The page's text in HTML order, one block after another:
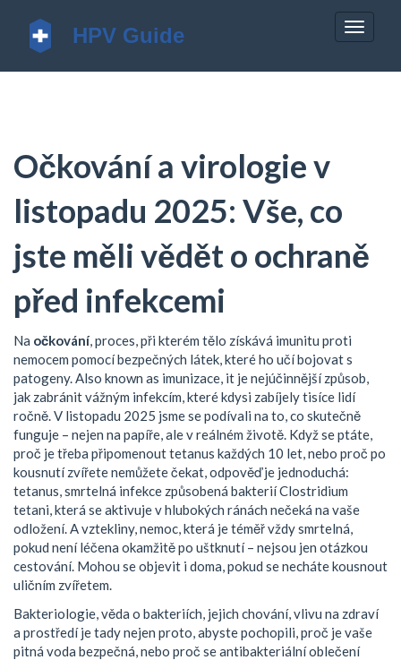
Očkování a virologie v
listopadu 2025: Vše, co
jste měli vědět o ochraně
před infekcemi
Na očkování,proces, při kterém tělo získává imunitu proti
nemocem pomocí bezpečných látek, které ho učí bojovat s
patogeny. Also known as imunizace, it je nejúčinnější způsob,
jak zabránit vážným infekcím, které kdysi zabíjely tisíce lidí
ročně.V listopadu 2025 jsme se podívali na to, co skutečně
funguje – nejen na papíře, ale v reálném životě. Když se ptáte,
proč je třeba připomenout tetanus každých 10 let, nebo proč po
kousnutí zvířete nemůžete čekat, odpověď je jednoduchá:
tetanus,smrtelná infekce způsobená bakterií Clostridium
tetani, která se aktivuje v hlubokých ránách nečeká na vaše
odložení. Avztekliny,nemoc, která je téměř vždy smrtelná,
pokud není léčena okamžitě po uštknutí– nejsou jen otázkou
cestování. Mohou se objevit i doma, pokud se necháte kousnout
uličním zvířetem.
Bakteriologie věda o bakteriích, jejich chování, vlivu na zdraví
a prostředíje tady nejen proto, abyste pochopili, proč je vaše
pitná voda bezpečná, nebo proč se antibakteriální oblečení